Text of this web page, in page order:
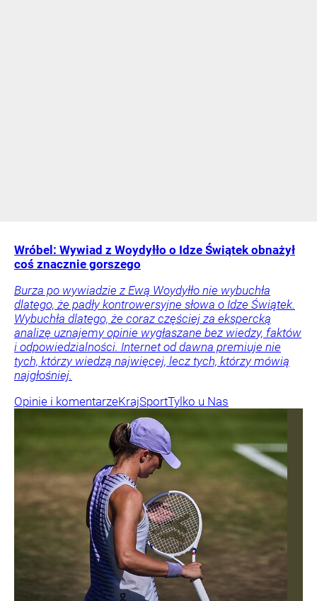
Wróbel: Wywiad z Woydyłło o Idze Świątek obnażył
coś znacznie gorszego
Burza po wywiadzie z Ewą Woydyłło nie wybuchła
dlatego, że padły kontrowersyjne słowa o Idze Świątek.
Wybuchła dlatego, że coraz częściej za ekspercką
analizę uznajemy opinie wygłaszane bez wiedzy, faktów
i odpowiedzialności. Internet od dawna premiuje nie
tych, którzy wiedzą najwięcej, lecz tych, którzy mówią
najgłośniej.
Opinie i komentarzeKrajSportTylko u Nas